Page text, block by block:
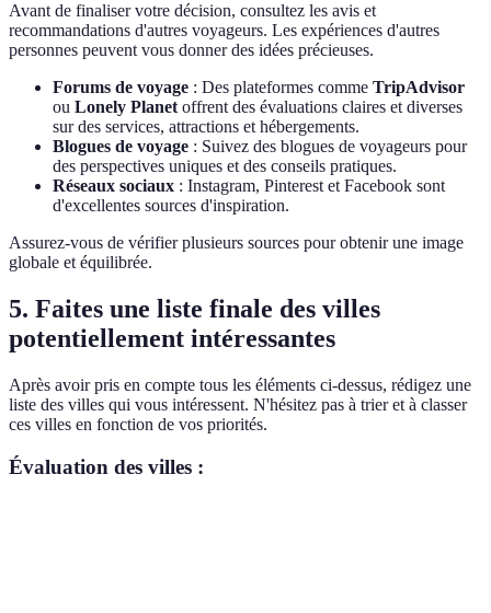
Avant de finaliser votre décision, consultez les avis et
recommandations d'autres voyageurs. Les expériences d'autres
personnes peuvent vous donner des idées précieuses.
Forums de voyage : Des plateformes comme TripAdvisor
ou Lonely Planet offrent des évaluations claires et diverses
sur des services, attractions et hébergements.
Blogues de voyage : Suivez des blogues de voyageurs pour
des perspectives uniques et des conseils pratiques.
Réseaux sociaux : Instagram, Pinterest et Facebook sont
d'excellentes sources d'inspiration.
Assurez-vous de vérifier plusieurs sources pour obtenir une image
globale et équilibrée.
5. Faites une liste finale des villes
potentiellement intéressantes
Après avoir pris en compte tous les éléments ci-dessus, rédigez une
liste des villes qui vous intéressent. N'hésitez pas à trier et à classer
ces villes en fonction de vos priorités.
Évaluation des villes :